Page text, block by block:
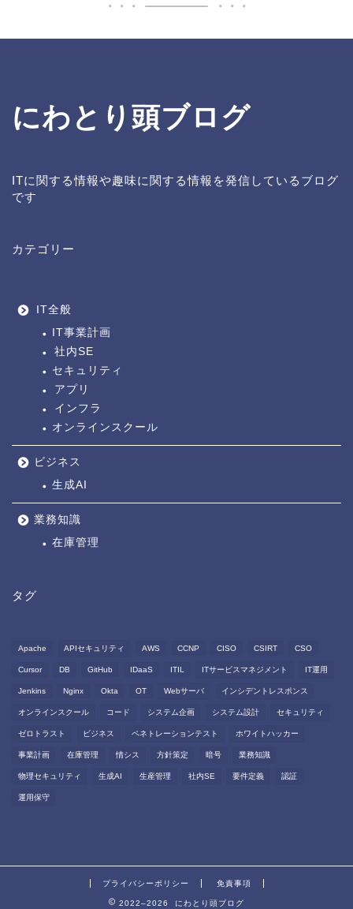
にわとり頭ブログ
ITに関する情報や趣味に関する情報を発信しているブログ
です
カテゴリー
IT全般
IT事業計画
社内SE
セキュリティ
アプリ
インフラ
オンラインスクール
ビジネス
生成AI
業務知識
在庫管理
タグ
Apache APIセキュリティ AWS CCNP CISO CSIRT CSO
Cursor DB GitHub IDaaS ITIL ITサービスマネジメント IT運用
Jenkins Nginx Okta OT Webサーバ インシデントレスポンス
オンラインスクール コード システム企画 システム設計 セキュリティ
ゼロトラスト ビジネス ペネトレーションテスト ホワイトハッカー
事業計画 在庫管理 情シス 方針策定 暗号 業務知識
物理セキュリティ 生成AI 生産管理 社内SE 要件定義 認証
運用保守
プライバシーポリシー 免責事項
2022–2026 にわとり頭ブログ